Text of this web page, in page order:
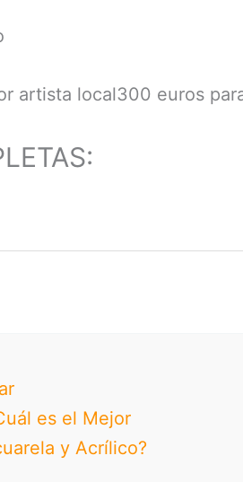
artista local300 euros
es el Mejor
y Acrílico?